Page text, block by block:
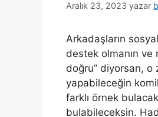
Aralık 23, 2023 yazar
Arkadaşların
destek olmanın ve
doğru” diyorsan, o
yapabileceğin
farklı örnek
bulabileceksin.